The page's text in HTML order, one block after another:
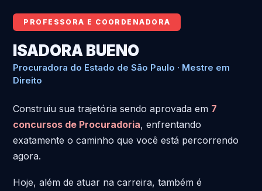
PROFESSORA E COORDENADORA
ISADORA BUENO
Procuradora do Estado de São Paulo · Mestre em
Direito
Construiu sua trajetória sendo aprovada em 7
concursos de Procuradoria, enfrentando
exatamente o caminho que você está percorrendo
agora.
Hoje, além de atuar na carreira, também é